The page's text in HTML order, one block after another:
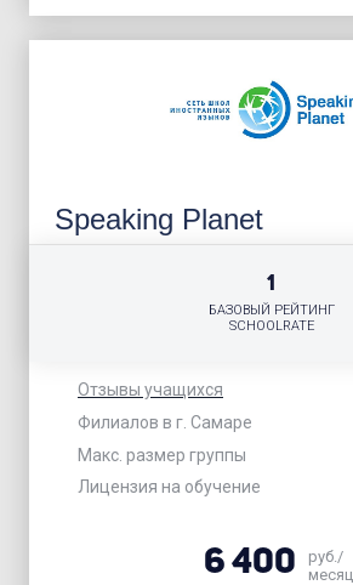
Speaking Planet
Отзывы учащихся
Филиалов в г. Самаре
Макс. размер группы
Лицензия на обучение
1
БАЗОВЫЙ РЕЙТИНГ
SCHOOLRATE
6 400
руб./
месяц